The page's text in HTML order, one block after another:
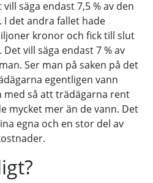
säga endast 7,5 % av den
det andra fallet hade
kronor och fick till slut
vill säga endast 7 % av
Ser man på saken på det
egentligen vann
med så att trädägarna rent
mycket mer än de vann. Det
egna och en stor del av